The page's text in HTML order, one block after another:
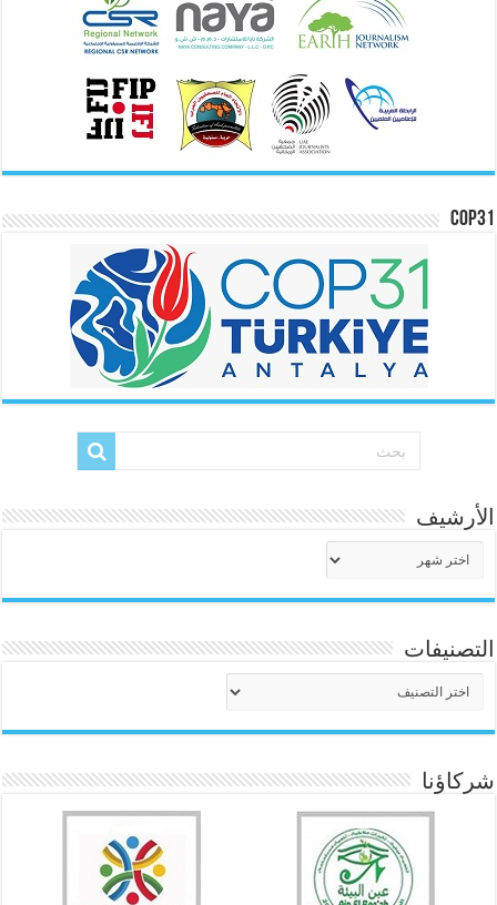
COP31
الأرشيف
التصنيفات
شركاؤنا